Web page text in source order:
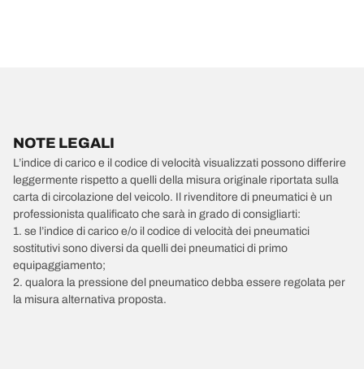
NOTE LEGALI
L’indice di carico e il codice di velocità visualizzati possono differire
leggermente rispetto a quelli della misura originale riportata sulla
carta di circolazione del veicolo. Il rivenditore di pneumatici è un
professionista qualificato che sarà in grado di consigliarti:
1. se l’indice di carico e/o il codice di velocità dei pneumatici
sostitutivi sono diversi da quelli dei pneumatici di primo
equipaggiamento;
2. qualora la pressione del pneumatico debba essere regolata per
la misura alternativa proposta.